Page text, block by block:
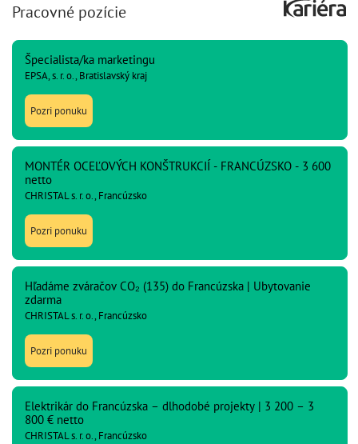
Pracovné pozície
Špecialista/ka marketingu
EPSA, s. r. o., Bratislavský kraj
Pozri ponuku
MONTÉR OCEĽOVÝCH KONŠTRUKCIÍ - FRANCÚZSKO - 3 600
netto
CHRISTAL s. r. o., Francúzsko
Pozri ponuku
Hľadáme zváračov CO₂ (135) do Francúzska | Ubytovanie
zdarma
CHRISTAL s. r. o., Francúzsko
Pozri ponuku
Elektrikár do Francúzska – dlhodobé projekty | 3 200 – 3
800 € netto
CHRISTAL s. r. o., Francúzsko